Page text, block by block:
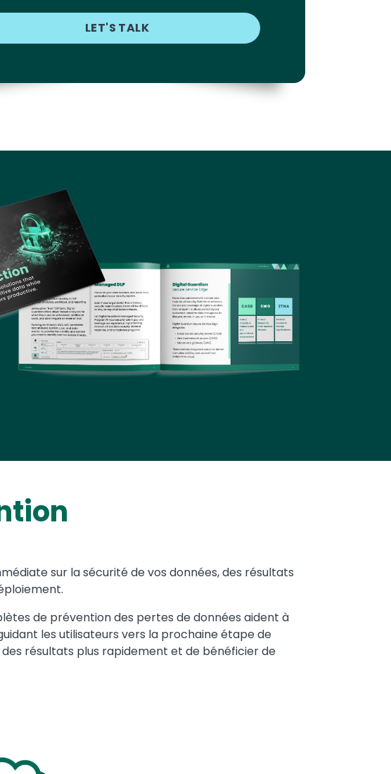
sur la sécurité de vos données, des résultats
de prévention des pertes de données aident à
les utilisateurs vers la prochaine étape de
résultats plus rapidement et de bénéficier de